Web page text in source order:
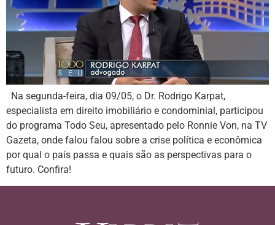
Na segunda-feira, dia 09/05, o Dr. Rodrigo Karpat,
especialista em direito imobiliário e condominial, participou
do programa Todo Seu, apresentado pelo Ronnie Von, na TV
Gazeta, onde falou falou sobre a crise política e econômica
por qual o país passa e quais são as perspectivas para o
futuro. Confira!